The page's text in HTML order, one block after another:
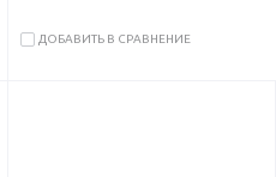
ДОБАВИТЬ В СРАВНЕНИЕ